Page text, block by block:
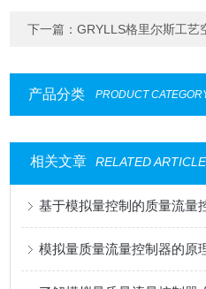
下一篇：GRYLLS格里尔斯工艺
产品分类 PRODUCT
相关文章 RELATED
基于模拟量控制的质量流量